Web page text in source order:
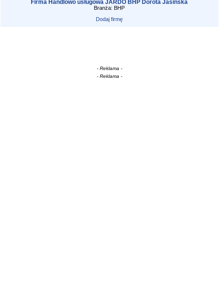
Firma Handlowo usługowa JARDO BHP Dorota Jasińska
Branża: BHP
Dodaj firmę
- Reklama -
- Reklama -